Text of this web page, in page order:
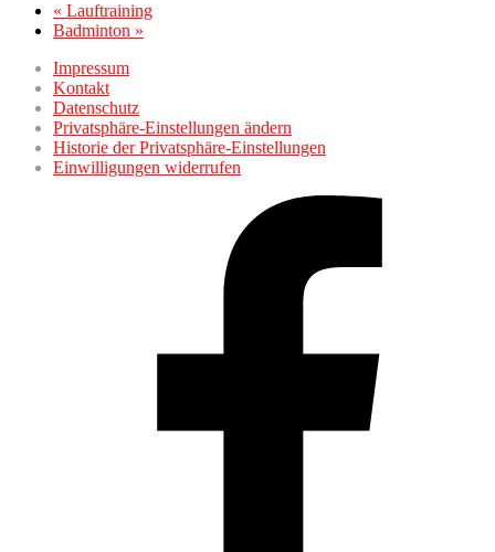
« Lauftraining
Badminton »
Impressum
Kontakt
Datenschutz
Privatsphäre-Einstellungen ändern
Historie der Privatsphäre-Einstellungen
Einwilligungen widerrufen